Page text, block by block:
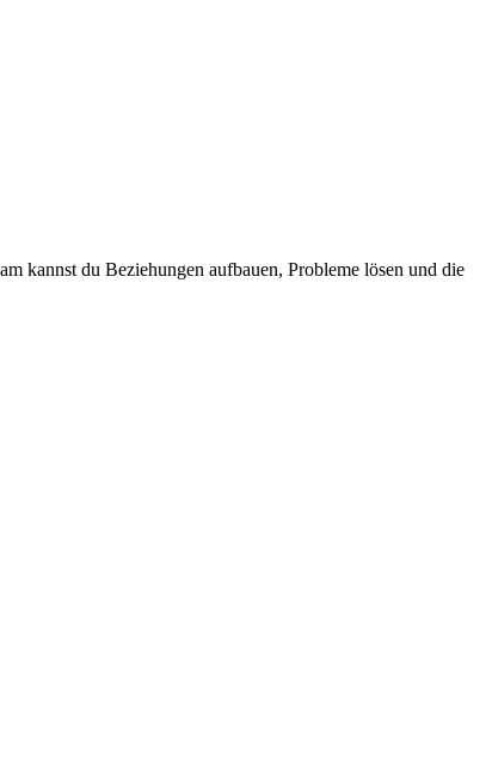
kannst du Beziehungen aufbauen, Probleme lösen und die